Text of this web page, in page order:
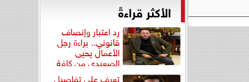
الأكثر قراءةً
رد اعتبار وإنصاف
قانوني.. براءة رجل
الأعمال يحيى
الصعيدي من كافة
التهم... تعرف على تفاصيل